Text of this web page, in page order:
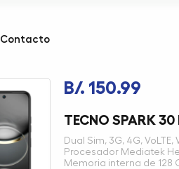
Contacto
B/. 150.99
TECNO SPARK
Dual Sim, 3G, 4G, VoLTE,
Procesador Mediatek
Memoria interna de 128